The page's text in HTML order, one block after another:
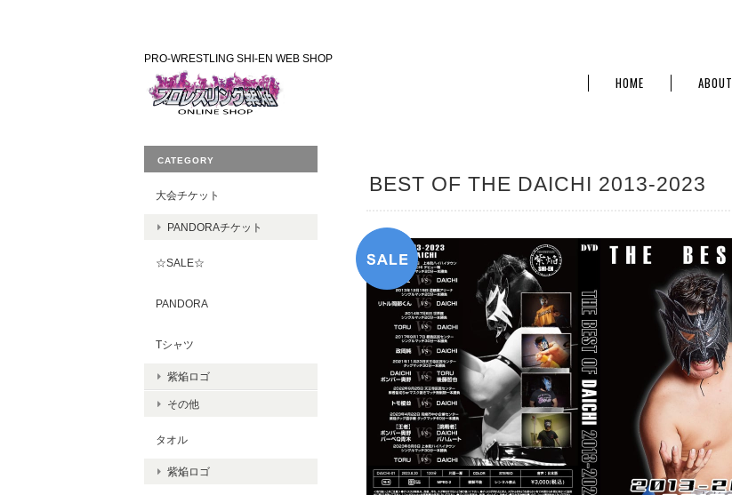
PRO-WRESTLING SHI-EN WEB SHOP
HOME ABOUT
BEST OF THE DAICHI 2013-2023
CATEGORY
大会チケット
PANDORAチケット
☆SALE☆
PANDORA
Tシャツ
紫焔ロゴ
その他
タオル
紫焔ロゴ